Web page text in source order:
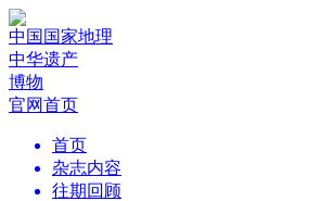
中国国家地理
中华遗产
博物
官网首页
首页
杂志内容
往期回顾